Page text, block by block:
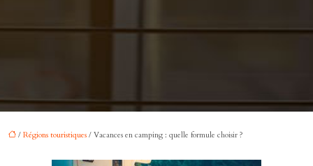
/ Régions touristiques / Vacances en camping : quelle formule choisir ?